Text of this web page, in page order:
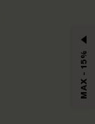
MAX - 15%